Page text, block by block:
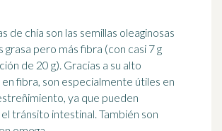
de chía son las semillas oleaginosas
grasa pero más fibra (con casi 7 g
de 20 g). Gracias a su alto
fibra, son especialmente útiles en
, ya que pueden
intestinal. También son